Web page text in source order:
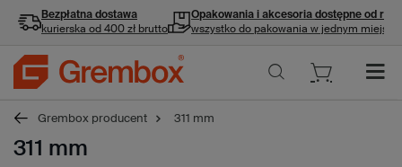
Bezpłatna dostawa
kurierska od 400 zł brutto
Opakowania i akcesoria dostępne od ręki
wszystko do pakowania w jednym miejscu
Grembox producent 311 mm
311 mm